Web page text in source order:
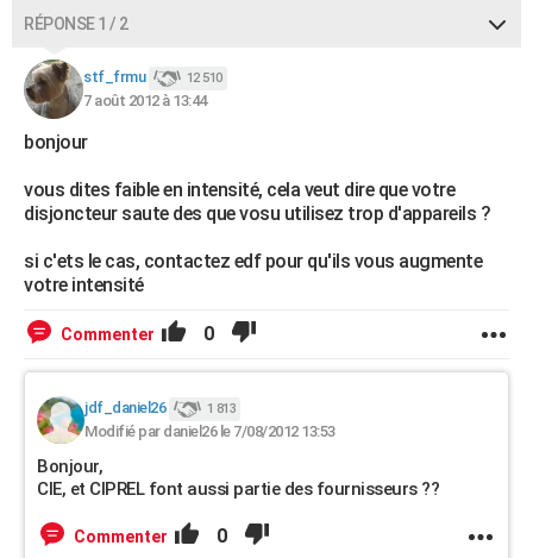
COPAINS D'AVANT
S'inscrire
Se connecter
Lycées
Collèges
Primaires
Universités
Entreprises
Service militaire
Avis de recherche
AVIS DE DÉCÈS
FORUM
RÉPONSE 1 / 2
stf_frmu 12 510
7 août 2012 à 13:44
bonjour
vous dites faible en intensité, cela veut dire que votre
disjoncteur saute des que vosu utilisez trop d'appareils ?
si c'ets le cas, contactez edf pour qu'ils vous augmente
votre intensité
Commenter 0
jdf_daniel26 1 813
Modifié par daniel26 le 7/08/2012 13:53
Bonjour,
CIE, et CIPREL font aussi partie des fournisseurs ??
Commenter 0